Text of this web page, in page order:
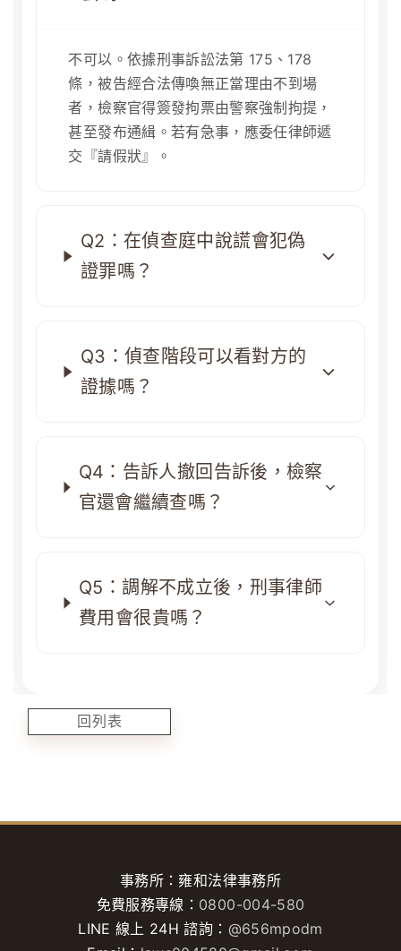
不可以。依據刑事訴訟法第 175、178
條，被告經合法傳喚無正當理由不到場
者，檢察官得簽發拘票由警察強制拘提，
甚至發布通緝。若有急事，應委任律師遞
交『請假狀』。
Q2：在偵查庭中說謊會犯偽
證罪嗎？
Q3：偵查階段可以看對方的
證據嗎？
Q4：告訴人撤回告訴後，檢察
官還會繼續查嗎？
Q5：調解不成立後，刑事律師
費用會很貴嗎？
回列表
事務所：雍和法律事務所
免費服務專線： 0800-004-580
LINE 線上 24H 諮詢： @656mpodm